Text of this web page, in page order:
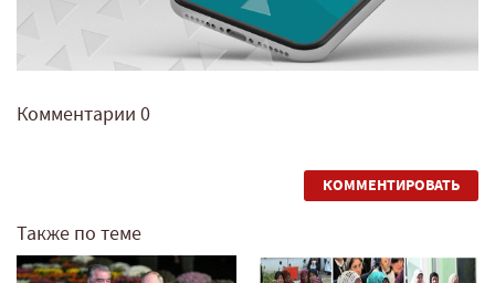
Комментарии 0
КОММЕНТИРОВАТЬ
Также по теме